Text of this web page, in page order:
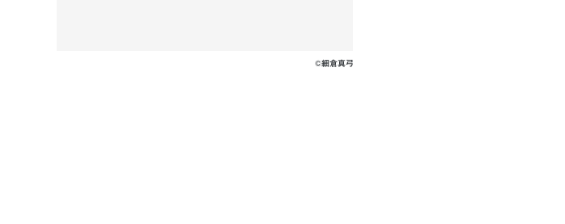
©細倉真弓